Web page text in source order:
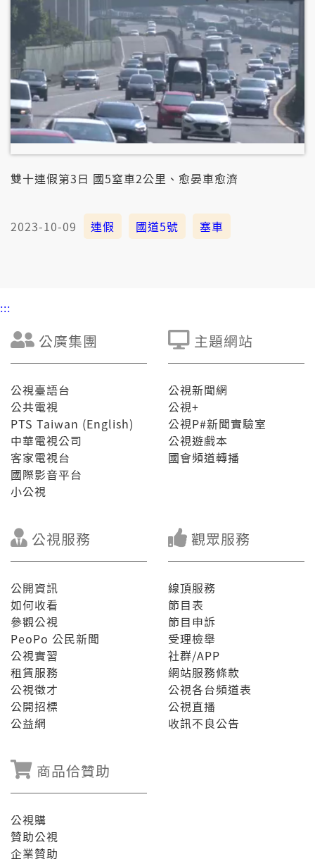
雙十連假第3日 國5窒車2公里、愈晏車愈濟
2023-10-09 連假 國道5號 塞車
:::
公廣集團
公視臺語台
公共電視
PTS Taiwan (English)
中華電視公司
客家電視台
國際影音平台
小公視
主題網站
公視新聞網
公視+
公視P#新聞實驗室
公視遊戲本
國會頻道轉播
公視服務
公開資訊
如何收看
參觀公視
PeoPo 公民新聞
公視實習
租賃服務
公視徵才
公開招標
公益網
觀眾服務
線頂服務
節目表
節目申訴
受理檢舉
社群/APP
網站服務條款
公視各台頻道表
公視直播
收訊不良公告
商品佮贊助
公視購
贊助公視
企業贊助